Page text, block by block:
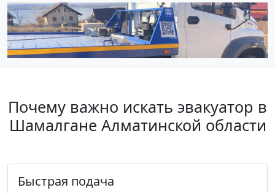
Почему важно искать эвакуатор в
Шамалгане Алматинской области
Быстрая подача